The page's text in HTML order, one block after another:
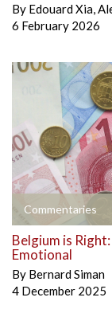
By Edouard Xia,
6 February 2026
Commentaries
Belgium is
Emotional
By Bernard Siman
4 December 2025